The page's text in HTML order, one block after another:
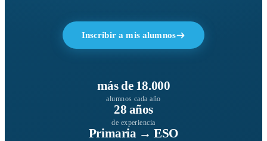
Inscribir a mis alumnos
más de 18.000
alumnos cada año
28 años
de experiencia
Primaria → ESO